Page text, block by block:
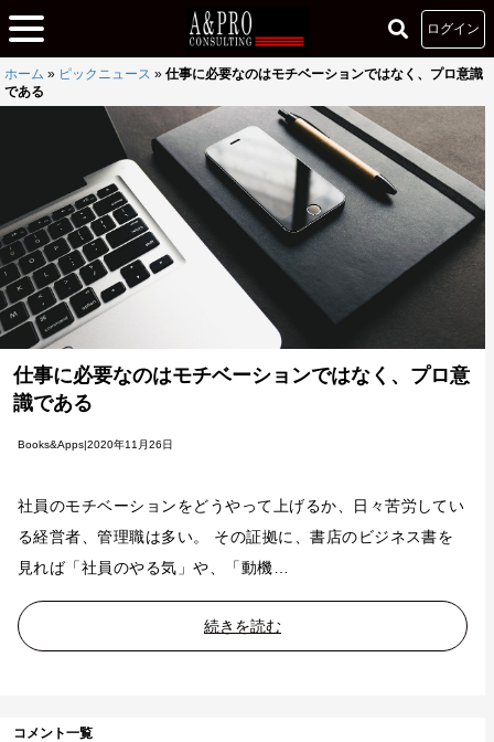
ログイン
ホーム » ピックニュース » 仕事に必要なのはモチベーションではなく、プロ意識
である
仕事に必要なのはモチベーションではなく、プロ意
識である
Books&Apps|2020年11月26日
社員のモチベーションをどうやって上げるか、日々苦労してい
る経営者、管理職は多い。 その証拠に、書店のビジネス書を
見れば「社員のやる気」や、「動機…
続きを読む
コメント一覧